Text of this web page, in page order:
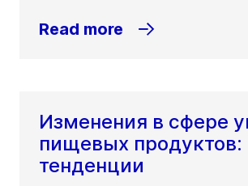
Read more
Изменения в сфере
пищевых продуктов:
тенденции